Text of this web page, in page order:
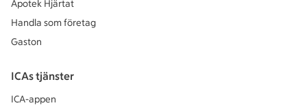
Apotek Hjärtat
Handla som företag
Gaston
ICAs tjänster
ICA-appen